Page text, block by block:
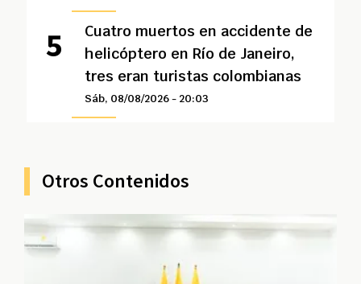
Cuatro muertos en accidente de
helicóptero en Río de Janeiro,
tres eran turistas colombianas
Sáb, 08/08/2026 - 20:03
Otros Contenidos